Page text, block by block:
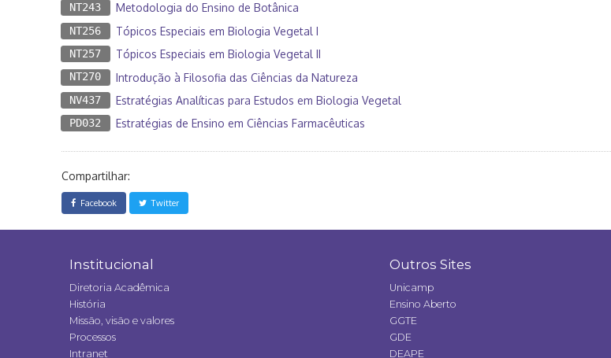
NT243 Metodologia do Ensino de Botânica
NT256 Tópicos Especiais em Biologia Vegetal I
NT257 Tópicos Especiais em Biologia Vegetal II
NT270 Introdução à Filosofia das Ciências da Natureza
NV437 Estratégias Analíticas para Estudos em Biologia Vegetal
PD032 Estratégias de Ensino em Ciências Farmacêuticas
Compartilhar:
Facebook Twitter
Institucional
Diretoria Acadêmica
História
Missão, visão e valores
Processos
Intranet
Outros Sites
Unicamp
Ensino Aberto
GGTE
GDE
DEAPE